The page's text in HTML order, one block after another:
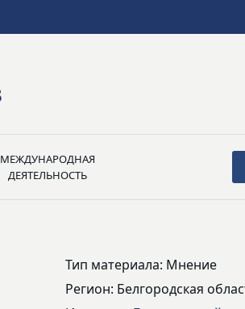
МЕЖДУНАРОДНАЯ
ДЕЯТЕЛЬНОСТЬ
Тип материала: Мнение
Регион: Белгородская